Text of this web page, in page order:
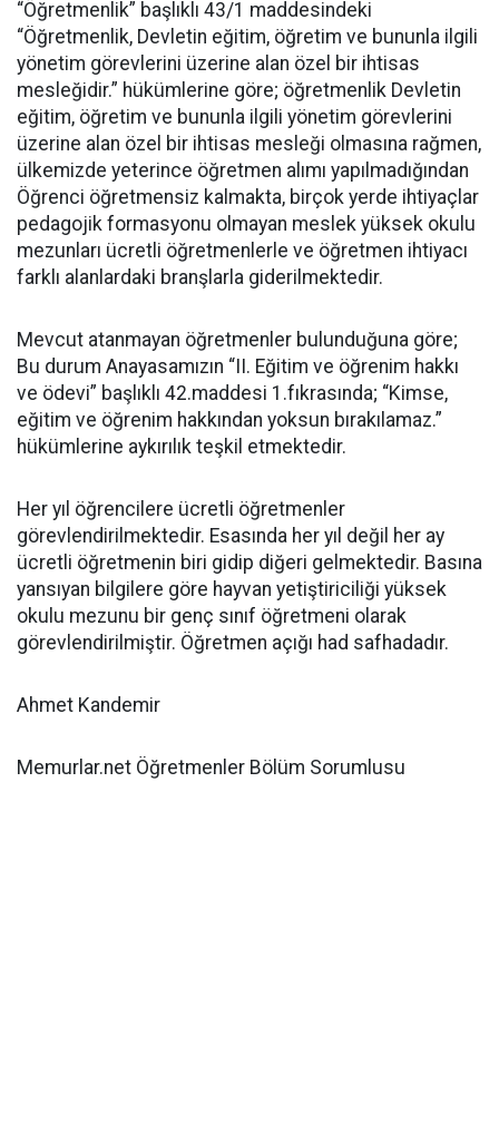
“Öğretmenlik” başlıklı 43/1 maddesindeki
“Öğretmenlik, Devletin eğitim, öğretim ve bununla ilgili
yönetim görevlerini üzerine alan özel bir ihtisas
mesleğidir.” hükümlerine göre; öğretmenlik Devletin
eğitim, öğretim ve bununla ilgili yönetim görevlerini
üzerine alan özel bir ihtisas mesleği olmasına rağmen,
ülkemizde yeterince öğretmen alımı yapılmadığından
Öğrenci öğretmensiz kalmakta, birçok yerde ihtiyaçlar
pedagojik formasyonu olmayan meslek yüksek okulu
mezunları ücretli öğretmenlerle ve öğretmen ihtiyacı
farklı alanlardaki branşlarla giderilmektedir.
Mevcut atanmayan öğretmenler bulunduğuna göre;
Bu durum Anayasamızın “II. Eğitim ve öğrenim hakkı
ve ödevi” başlıklı 42.maddesi 1.fıkrasında; “Kimse,
eğitim ve öğrenim hakkından yoksun bırakılamaz.”
hükümlerine aykırılık teşkil etmektedir.
Her yıl öğrencilere ücretli öğretmenler
görevlendirilmektedir. Esasında her yıl değil her ay
ücretli öğretmenin biri gidip diğeri gelmektedir. Basına
yansıyan bilgilere göre hayvan yetiştiriciliği yüksek
okulu mezunu bir genç sınıf öğretmeni olarak
görevlendirilmiştir. Öğretmen açığı had safhadadır.
Ahmet Kandemir
Memurlar.net Öğretmenler Bölüm Sorumlusu